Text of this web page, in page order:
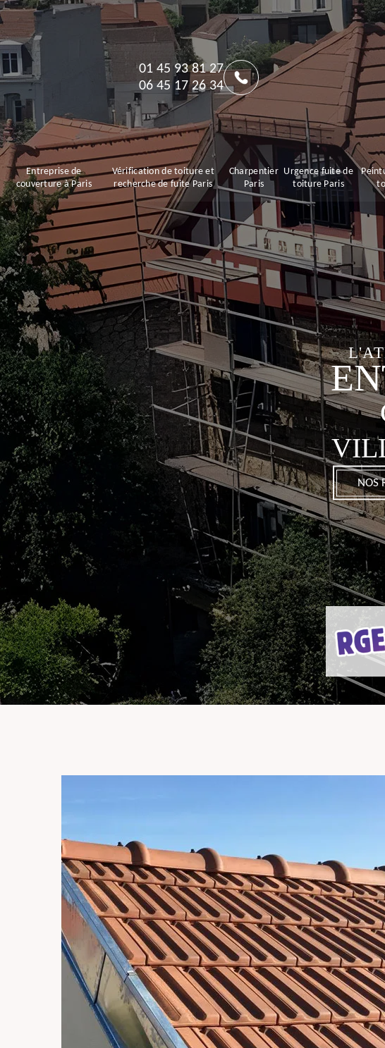
01 45 93 81 27
06 45 17 26 34
Entreprise de
couverture à Paris
Vérification de toiture et
recherche de fuite Paris
Charpentier
Paris
Urgence fuite de
toiture Paris
NOS